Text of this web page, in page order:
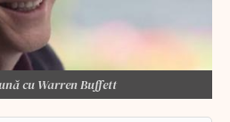
cu Warren Buffett